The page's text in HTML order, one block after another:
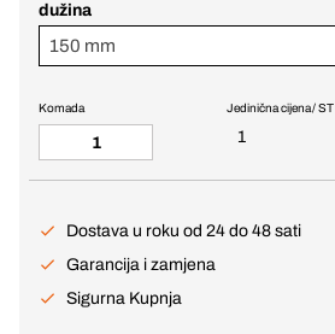
dužina
150 mm
Jedinična cijena / ST
1
Komada
Dostava u roku od 24 do 48 sati
Garancija i zamjena
Sigurna Kupnja